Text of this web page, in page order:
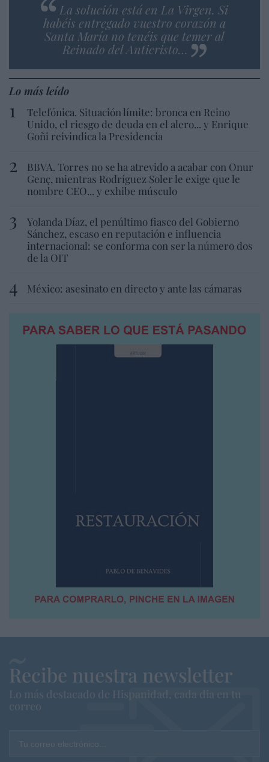
La solución está en La Virgen. Si
habéis entregado vuestro corazón a
Santa María no tenéis que temer al
Reinado del Anticristo…
Lo más leído
Telefónica. Situación límite: bronca en Reino
Unido, el riesgo de deuda en el alero... y Enrique
Goñi reivindica la Presidencia
BBVA. Torres no se ha atrevido a acabar con Onur
Genç, mientras Rodríguez Soler le exige que le
nombre CEO... y exhibe músculo
Yolanda Díaz, el penúltimo fiasco del Gobierno
Sánchez, escaso en reputación e influencia
internacional: se conforma con ser la número dos
de la OIT
México: asesinato en directo y ante las cámaras
Recibe nuestra newsletter
Lo más destacado de Hispanidad, cada dia en tu
correo
Tu correo electrónico...